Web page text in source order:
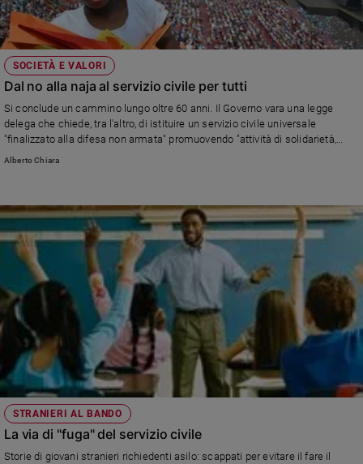
SOCIETÀ E VALORI
Dal no alla naja al servizio civile per tutti
Si conclude un cammino lungo oltre 60 anni. Il Governo vara una legge
delega che chiede, tra l'altro, di istituire un servizio civile universale
"finalizzato alla difesa non armata" promuovendo "attività di solidarietà,
inclusione sociale, cittadinanza attiva, tutela e valorizzazione del patrimonio
Alberto Chiara
STRANIERI AL BANDO
La via di "fuga" del servizio civile
Storie di giovani stranieri richiedenti asilo: scappati per evitare il fare il